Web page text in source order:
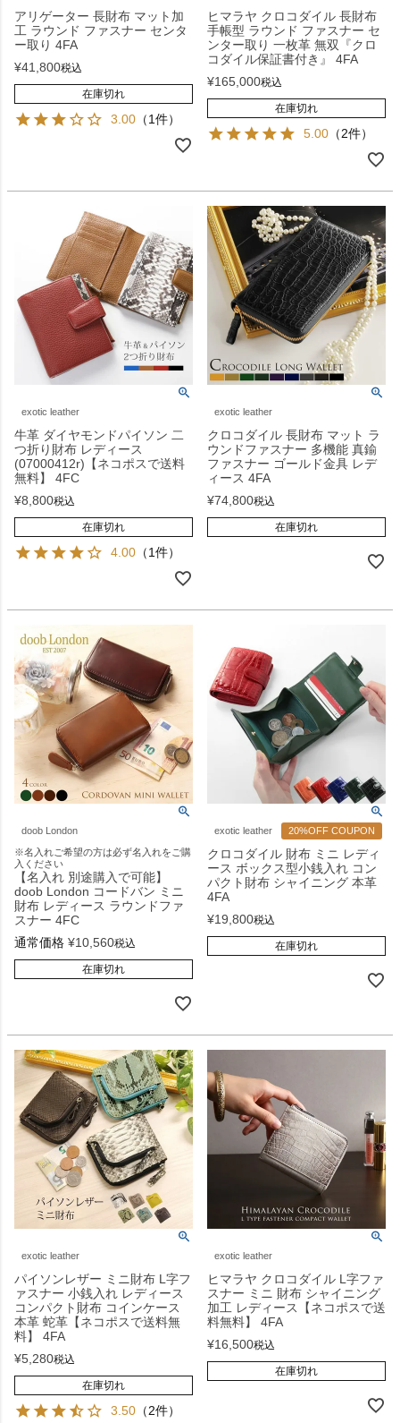
アリゲーター 長財布 マット加
工 ラウンド ファスナー センタ
ー取り 4FA
¥41,800税込
在庫切れ
3.00 （1件）
ヒマラヤ クロコダイル 長財布
手帳型 ラウンド ファスナー セ
ンター取り 一枚革 無双『クロ
コダイル保証書付き』 4FA
¥165,000税込
在庫切れ
5.00 （2件）
exotic leather
牛革 ダイヤモンドパイソン 二
つ折り財布 レディース
(07000412r)【ネコポスで送料
無料】 4FC
¥8,800税込
在庫切れ
4.00 （1件）
exotic leather
クロコダイル 長財布 マット ラ
ウンドファスナー 多機能 真鍮
ファスナー ゴールド金具 レデ
ィース 4FA
¥74,800税込
在庫切れ
doob London
※名入れご希望の方は必ず名入れをご購
入ください
【名入れ 別途購入で可能】
doob London コードバン ミニ
財布 レディース ラウンドファ
スナー 4FC
通常価格 ¥10,560税込
在庫切れ
exotic leather 20%OFF COUPON
クロコダイル 財布 ミニ レディ
ース ボックス型小銭入れ コン
パクト財布 シャイニング 本革
4FA
¥19,800税込
在庫切れ
exotic leather
パイソンレザー ミニ財布 L字フ
ァスナー 小銭入れ レディース
コンパクト財布 コインケース
本革 蛇革【ネコポスで送料無
料】 4FA
¥5,280税込
在庫切れ
3.50 （2件）
exotic leather
ヒマラヤ クロコダイル L字ファ
スナー ミニ 財布 シャイニング
加工 レディース【ネコポスで送
料無料】 4FA
¥16,500税込
在庫切れ